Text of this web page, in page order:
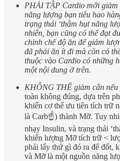
PHẢI TẬP Cardio mới giảm
năng lượng bạn tiêu hao
trạng thái ‘thâm hụt năng
nhiên, bạn cũng có thể đạt
chỉnh chế độ ăn để giảm
đã phải ăn ít đi mà còn có
thuộc vào Cardio có những
một nội dung ở trên.
KHÔNG THỂ giảm cân
toàn không đúng, dựa trên
khiến cơ thể ưu tiên tích trữ
là Carb☝️) thành Mỡ. Tuy
nhạy Insulin, và trạng thái
khiến lượng Mỡ tích trữ <
phải lấy thứ gì đó ra để đốt,
và Mỡ là một nguồn năng